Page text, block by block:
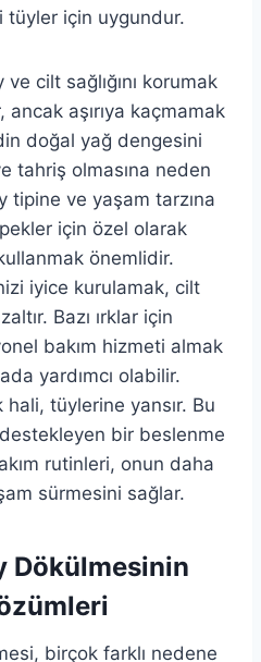
tüyler için uygundur.
cilt sağlığını korumak
ancak aşırıya kaçmamak
doğal yağ dengesini
tahriş olmasına neden
tipine ve yaşam tarzına
için özel olarak
önemlidir.
iyice kurulamak, cilt
Bazı ırklar için
bakım hizmeti almak
yardımcı olabilir.
tüylerine yansır. Bu
destekleyen bir beslenme
rutinleri, onun daha
sürmesini sağlar.
Dökülmesinin
birçok farklı nedene